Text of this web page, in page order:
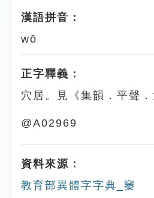
漢語拼音：
wō
正字釋義：
穴居。見《集韻．平聲．
@A02969
資料來源：
教育部異體字字典_䆧